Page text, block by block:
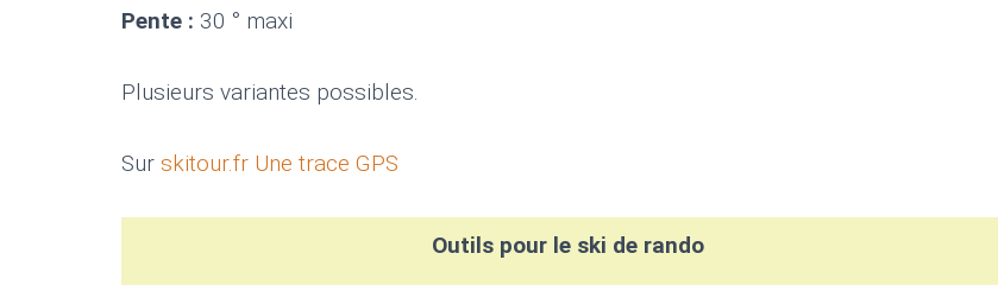
Pente : 30 ° maxi
Plusieurs variantes possibles.
Sur skitour.fr Une trace GPS
Outils pour le ski de rando